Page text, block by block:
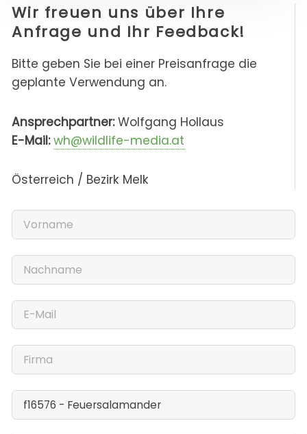
Wir freuen uns über Ihre
Anfrage und Ihr Feedback!
Bitte geben Sie bei einer Preisanfrage die
geplante Verwendung an.
Ansprechpartner:Wolfgang Hollaus
E-Mail: wh@wildlife-media.at
Österreich / Bezirk Melk